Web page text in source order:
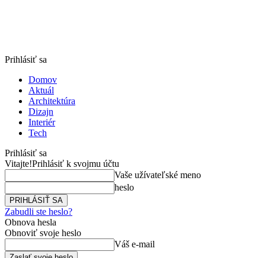
Prihlásiť sa
Domov
Aktuál
Architektúra
Dizajn
Interiér
Tech
Prihlásiť sa
Vitajte!Prihlásiť k svojmu účtu
Vaše užívateľské meno
heslo
Zabudli ste heslo?
Obnova hesla
Obnoviť svoje heslo
Váš e-mail